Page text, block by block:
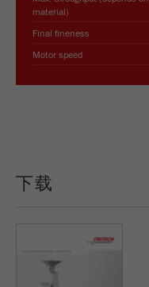
material)
Final fineness
Motor speed
下载